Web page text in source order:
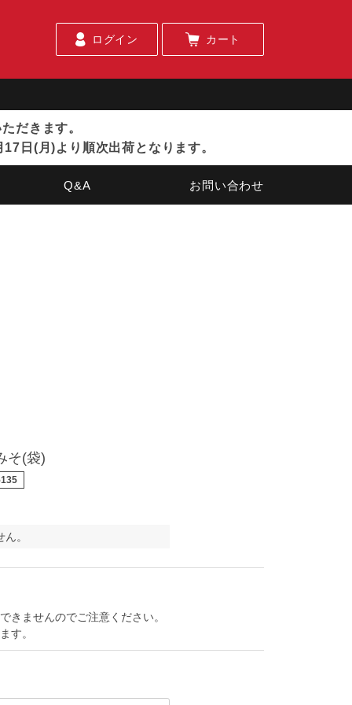
ログイン カート
だきます。
日(月)より順次出荷となります。
Q&A お問い合わせ
そ(袋)
。
きませんのでご注意ください。
す。